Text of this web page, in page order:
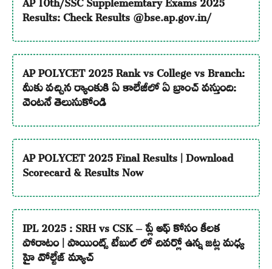
Results: Check Results @bse.ap.gov.in/
AP POLYCET 2025 Rank vs College vs Branch:
మీకు వచ్చిన ర్యాంకుకి ఏ కాలేజీలో ఏ బ్రాంచ్ వస్తుంది:
వెంటనే తెలుసుకోండి
AP POLYCET 2025 Final Results | Download
Scorecard & Results Now
IPL 2025 : SRH vs CSK – ప్లే ఆఫ్ కోసం కీలక
పోరాటం | పాయింట్స్ టేబుల్ లో చివర్లో ఉన్న జట్ల మధ్య
హై వోల్టేజ్ మ్యాచ్